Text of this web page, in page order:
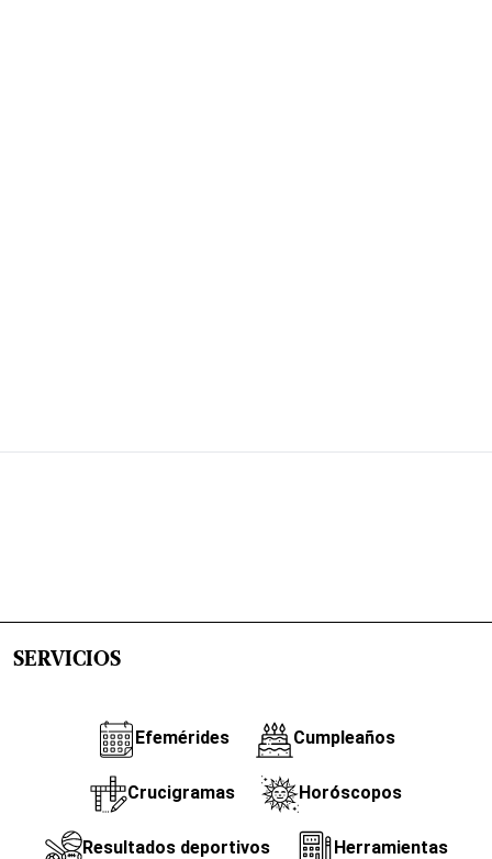
SERVICIOS
Efemérides Cumpleaños
Crucigramas Horóscopos
Resultados deportivos Herramientas